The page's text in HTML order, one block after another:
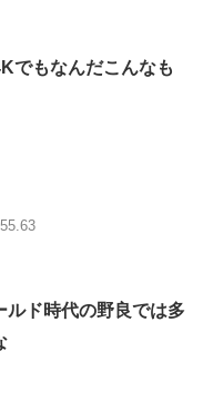
でもなんだこんなも
ルド時代の野良では多